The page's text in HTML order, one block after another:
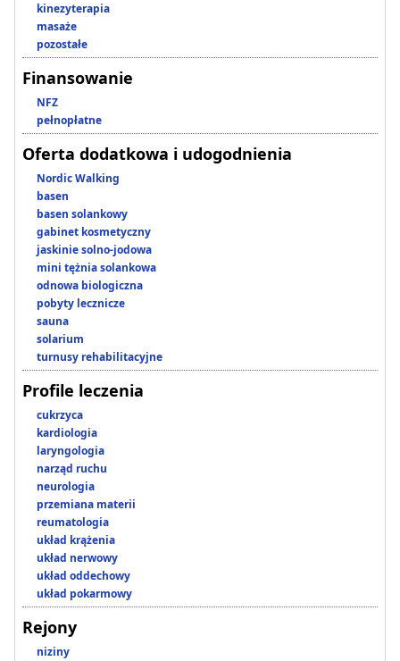
kinezyterapia
masaże
pozostałe
Finansowanie
NFZ
pełnopłatne
Oferta dodatkowa i udogodnienia
Nordic Walking
basen
basen solankowy
gabinet kosmetyczny
jaskinie solno-jodowa
mini tężnia solankowa
odnowa biologiczna
pobyty lecznicze
sauna
solarium
turnusy rehabilitacyjne
Profile leczenia
cukrzyca
kardiologia
laryngologia
narząd ruchu
neurologia
przemiana materii
reumatologia
układ krążenia
układ nerwowy
układ oddechowy
układ pokarmowy
Rejony
niziny